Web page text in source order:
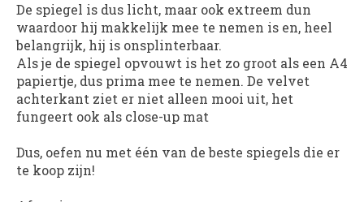
De spiegel is dus licht, maar ook extreem dun
waardoor hij makkelijk mee te nemen is en, heel
belangrijk, hij is onsplinterbaar.
Als je de spiegel opvouwt is het zo groot als een A4
papiertje, dus prima mee te nemen. De velvet
achterkant ziet er niet alleen mooi uit, het
fungeert ook als close-up mat
Dus, oefen nu met één van de beste spiegels die er
te koop zijn!